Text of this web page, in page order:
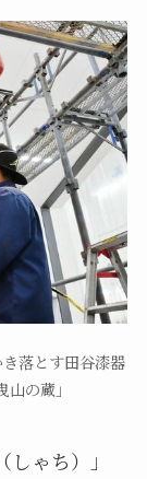
落とす田谷漆器
の蔵」
ゃち）」